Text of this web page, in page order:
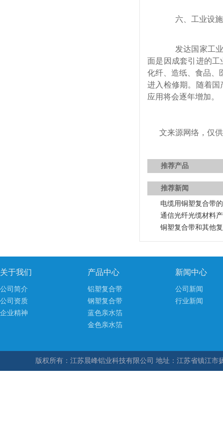
六、工业设施
发达国家工业
面是因成套引进的
化纤、造纸、食品、
进入检修期。随着
应用将会逐年增加。
文来源网络，仅
推荐产品
推荐新闻
电缆用铜塑复合带
通信光纤光缆材料
铜塑复合带和其他
关于我们
公司简介
公司资质
企业精神
产品中心
铝塑复合带
钢塑复合带
蓝色亲水箔
金色亲水箔
新闻中心
公司新闻
行业新闻
版权所有：江苏晨峰铝业科技有限公司 地址： 江苏省镇江市